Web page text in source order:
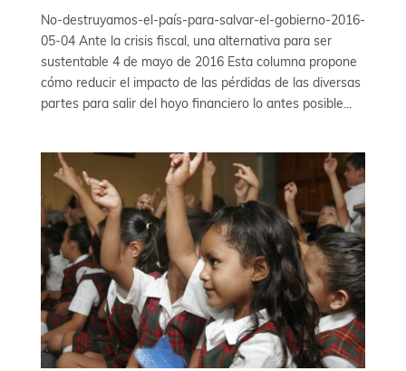
No-destruyamos-el-país-para-salvar-el-gobierno-2016-
05-04 Ante la crisis fiscal, una alternativa para ser
sustentable 4 de mayo de 2016 Esta columna propone
cómo reducir el impacto de las pérdidas de las diversas
partes para salir del hoyo financiero lo antes posible...